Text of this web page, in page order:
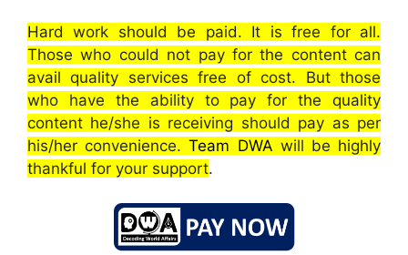
Hard work should be paid. It is free for all.
Those who could not pay for the content can
avail quality services free of cost. But those
who have the ability to pay for the quality
content he/she is receiving should pay as per
his/her convenience.Team DWA will be highly
thankful for your support.